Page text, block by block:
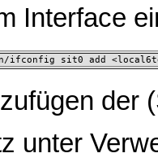
Interface
ifconfig sit0 add
der
unter